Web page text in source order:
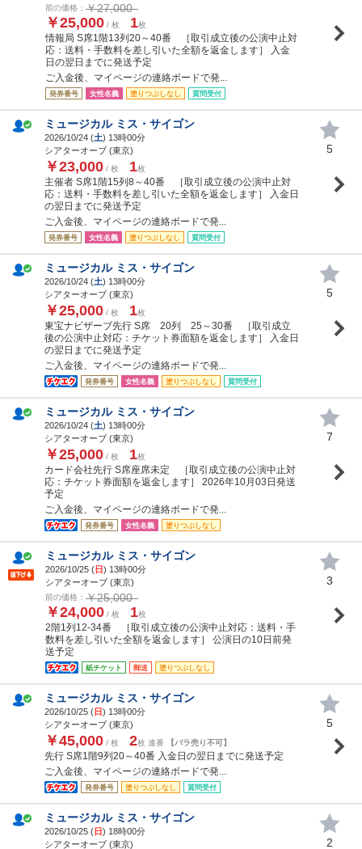
前の価格： ￥27,000
￥25,000 / 枚 1枚
情報局 S席1階13列20～40番 ［取引成立後の公演中止対
応：送料・手数料を差し引いた全額を返金します］ 入金
日の翌日までに発送予定
ご入金後、マイページの連絡ボードで発...
発券番号 女性名義 塗りつぶしなし 質問受付
ミュージカル ミス・サイゴン
2026/10/24 (土) 13時00分
シアターオーブ (東京)
￥23,000 / 枚 1枚
主催者 S席1階15列8～40番 ［取引成立後の公演中止対
応：送料・手数料を差し引いた全額を返金します］ 入金日
の翌日までに発送予定
ご入金後、マイページの連絡ボードで発...
発券番号 女性名義 塗りつぶしなし 質問受付
5
ミュージカル ミス・サイゴン
2026/10/24 (土) 13時00分
シアターオーブ (東京)
￥25,000 / 枚 1枚
東宝ナビザーブ先行 S席 20列 25～30番 ［取引成立
後の公演中止対応：チケット券面額を返金します］ 入金日
の翌日までに発送予定
ご入金後、マイページの連絡ボードで発...
発券番号 女性名義 塗りつぶしなし 質問受付
5
ミュージカル ミス・サイゴン
2026/10/24 (土) 13時00分
シアターオーブ (東京)
￥25,000 / 枚 1枚
カード会社先行 S席座席未定 ［取引成立後の公演中止対
応：チケット券面額を返金します］ 2026年10月03日発送
予定
ご入金後、マイページの連絡ボードで発...
発券番号 女性名義 塗りつぶしなし
7
ミュージカル ミス・サイゴン
2026/10/25 (日) 13時00分
シアターオーブ (東京)
前の価格： ￥25,000
￥24,000 / 枚 1枚
2階1列12-34番 ［取引成立後の公演中止対応：送料・手
数料を差し引いた全額を返金します］ 公演日の10日前発
送予定
紙チケット 郵送 塗りつぶしなし
3
ミュージカル ミス・サイゴン
2026/10/25 (日) 13時00分
シアターオーブ (東京)
￥45,000 / 枚 2枚 連番 【バラ売り不可】
先行 S席1階9列20～40番 入金日の翌日までに発送予定
ご入金後、マイページの連絡ボードで発...
発券番号 塗りつぶしなし 質問受付
5
ミュージカル ミス・サイゴン
2026/10/25 (日) 18時00分
シアターオーブ (東京)
2